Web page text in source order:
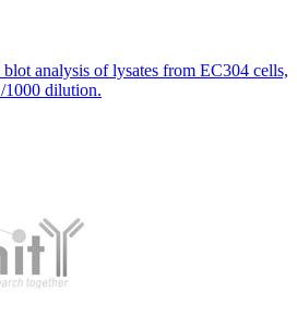
analysis of lysates from EC304 cells,
dilution.